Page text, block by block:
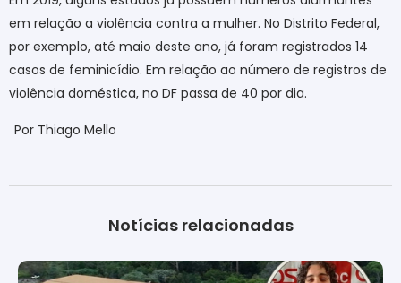
em relação a violência contra a mulher. No Distrito Federal,
por exemplo, até maio deste ano, já foram registrados 14
casos de feminicídio. Em relação ao número de registros de
violência doméstica, no DF passa de 40 por dia.
Por Thiago Mello
Notícias relacionadas